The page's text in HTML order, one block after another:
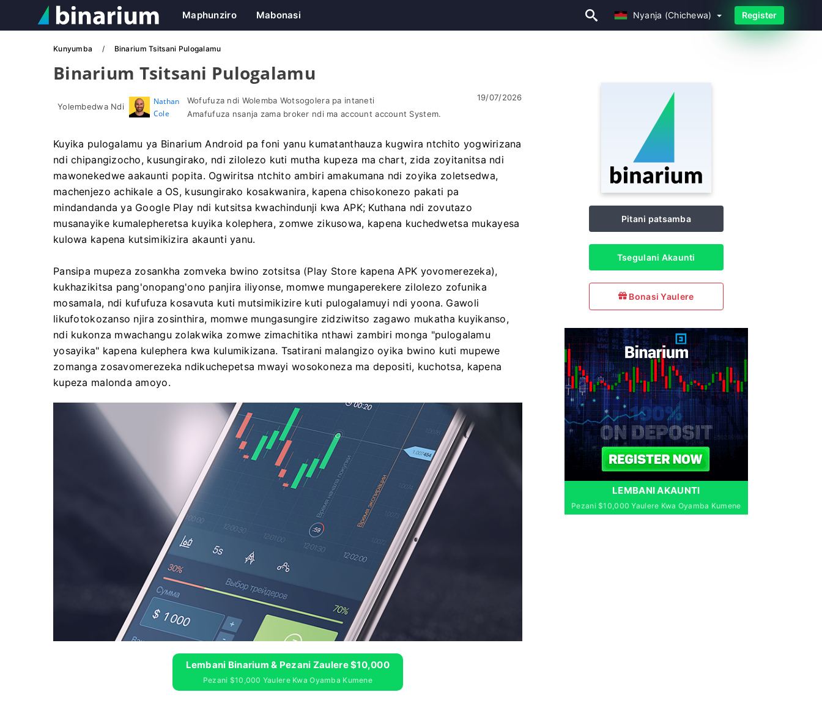
Nyanja (Chichewa)
Maphunziro Mabonasi Nyanja (Chichewa) Register
Kunyumba Binarium Tsitsani Pulogalamu
Binarium Tsitsani Pulogalamu
Yolembedwa Ndi
Nathan
Cole
Wofufuza ndi Wolemba Wotsogolera pa intaneti
Amafufuza nsanja zama broker ndi ma account account System.
19/07/2026
Kuyika pulogalamu ya Binarium Android pa foni yanu kumatanthauza kugwira ntchito yogwirizana
ndi chipangizocho, kusungirako, ndi zilolezo kuti mutha kupeza ma chart, zida zoyitanitsa ndi
mawonekedwe aakaunti popita. Ogwiritsa ntchito ambiri amakumana ndi zoyika zoletsedwa,
machenjezo achikale a OS, kusungirako kosakwanira, kapena chisokonezo pakati pa
mindandanda ya Google Play ndi kutsitsa kwachindunji kwa APK; Kuthana ndi zovutazo
musanayike kumalepheretsa kuyika kolephera, zomwe zikusowa, kapena kuchedwetsa mukayesa
kulowa kapena kutsimikizira akaunti yanu.
Pansipa mupeza zosankha zomveka bwino zotsitsa (Play Store kapena APK yovomerezeka),
kukhazikitsa pang'onopang'ono panjira iliyonse, momwe mungaperekere zilolezo zofunika
mosamala, ndi kufufuza kosavuta kuti mutsimikizire kuti pulogalamuyi ndi yoona. Gawoli
likufotokozanso njira zosinthira, momwe mungasungire zidziwitso zagawo mukatha kuyikanso,
ndi kukonza mwachangu zolakwika zomwe zimachitika nthawi zambiri monga "pulogalamu
yosayika" kapena kulephera kwa kulumikizana. Tsatirani malangizo oyika bwino kuti mupewe
zomanga zosavomerezeka ndikuchepetsa mwayi wosokoneza ma depositi, kuchotsa, kapena
kupeza malonda amoyo.
Lembani Binarium & Pezani Zaulere $10,000
Pezani $10,000 Yaulere Kwa Oyamba Kumene
Pitani patsamba
Tsegulani Akaunti
Bonasi Yaulere
LEMBANI AKAUNTI
Pezani $10,000 Yaulere Kwa Oyamba Kumene